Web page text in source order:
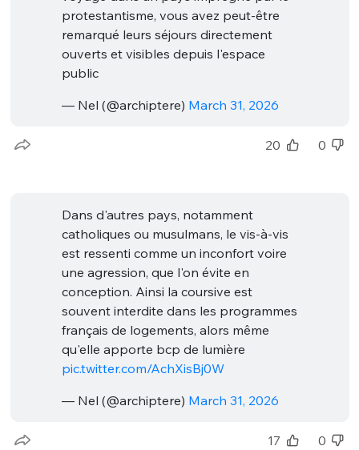
protestantisme, vous avez peut-être
remarqué leurs séjours directement
ouverts et visibles depuis l'espace
public
— Nel (@archiptere) March 31, 2026
20 0
Dans d'autres pays, notamment
catholiques ou musulmans, le vis-à-vis
est ressenti comme un inconfort voire
une agression, que l'on évite en
conception. Ainsi la coursive est
souvent interdite dans les programmes
français de logements, alors même
qu'elle apporte bcp de lumière
pic.twitter.com/AchXisBj0W
— Nel (@archiptere) March 31, 2026
17 0